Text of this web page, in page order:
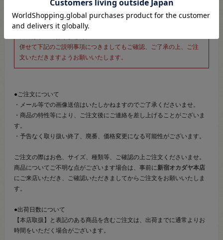
をご確認いただいた上でご注文いただけるページです。
そのため、商品画像および詳細は記載しておりません。
また、詳細につきましてのご案内、ご相談もオンラインショップ窓
併せて下記のご説明事項につきましてもご確認、ご了承の上、ご注
文いただきますようお願いいたします。
●ご注文について
・メール等での画像送信はいたしかねますのでご了承くださいませ。
・商品の特性等により、ご注文後にご連絡を差し上げることがございま
す。
・予告なく取り扱い終了、廃番、価格変更になる可能性がございます。
ご注文の際はお色、サイズ、種類等、ご確認の上ご注文くださいませ。
商品についてご不明な点がございます場合は、事前に新宿オカダヤ本店
にご来店いただき、ご確認いただきましてからご注文をお願いいたしま
す。
●出荷日数について
【本店取扱】と表記のある商品を含むご注文は、出荷までに通常よりお
時間をいただく場合がございます。